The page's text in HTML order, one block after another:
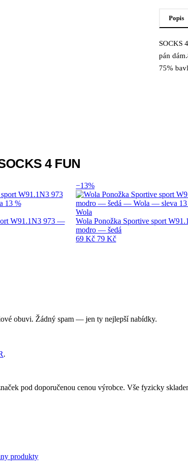
Popis
SOCKS
pán
75%
4 FUN
W91.1N3 973 —
−13%
Wola
Wola Ponožka Sportive sport
modro — šedá
69 Kč 79 Kč
obuvi. Žádný spam — jen ty nejlepší nabídky.
.
pod doporučenou cenou výrobce. Vše fyzicky
produkty